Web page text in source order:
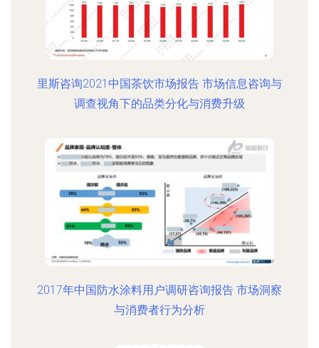
里斯咨询2021中国茶饮市场报告 市场信息咨询与
调查视角下的品类分化与消费升级
2017年中国防水涂料用户调研咨询报告 市场洞察
与消费者行为分析